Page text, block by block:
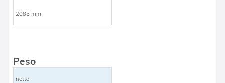
2085 mm
Peso
netto